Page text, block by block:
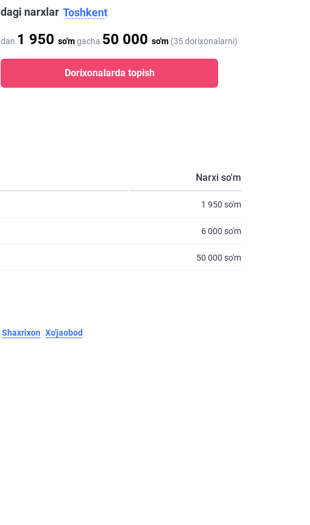
dagi narxlar Toshkent
dan 1 950 so'mgacha 50 000 so'm (35 dorixonalarni)
Dorixonalarda topish
Narxi so'm
1 950 so'm
6 000 so'm
50 000 so'm
Shaxrixon Xo'jaobod